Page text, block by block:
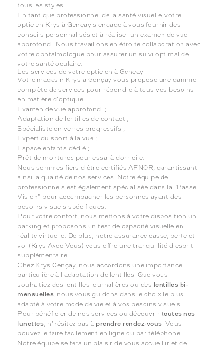
tous les styles.
En tant que professionnel de la santé visuelle, votre
opticien Krys à Gençay s'engage à vous fournir des
conseils personnalisés et à réaliser un examen de vue
approfondi. Nous travaillons en étroite collaboration avec
votre ophtalmologue pour assurer un suivi optimal de
votre santé oculaire.
Les services de votre opticien à Gençay
Votre magasin Krys à Gençay vous propose une gamme
complète de services pour répondre à tous vos besoins
en matière d'optique :
Examen de vue approfondi ;
Adaptation de lentilles de contact ;
Spécialiste en verres progressifs ;
Expert du sport à la vue ;
Espace enfants dédié ;
Prêt de montures pour essai à domicile.
Nous sommes fiers d'être certifiés AFNOR, garantissant
ainsi la qualité de nos services. Notre équipe de
professionnels est également spécialisée dans la "Basse
Vision" pour accompagner les personnes ayant des
besoins visuels spécifiques.
Pour votre confort, nous mettons à votre disposition un
parking et proposons un test de capacité visuelle en
réalité virtuelle. De plus, notre assurance casse, perte et
vol (Krys Avec Vous) vous offre une tranquillité d'esprit
supplémentaire.
Chez Krys Gençay, nous accordons une importance
particulière à l'adaptation de lentilles. Que vous
souhaitiez des lentilles journalières ou des lentilles bi-
mensuelles, nous vous guidons dans le choix le plus
adapté à votre mode de vie et à vos besoins visuels.
Pour bénéficier de nos services ou découvrir toutes nos
lunettes, n'hésitez pas à prendre rendez-vous. Vous
pouvez le faire facilement en ligne ou par téléphone.
Notre équipe se fera un plaisir de vous accueillir et de